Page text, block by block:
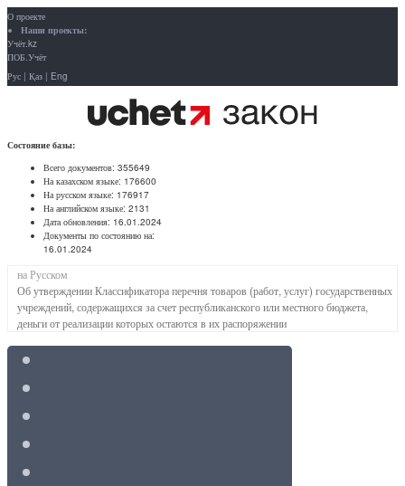
О проекте
Наши проекты:
Учёт.kz
ПОБ.Учёт
Рус | Қаз | Eng
Состояние базы:
Всего документов: 355649
На казахском языке: 176600
На русском языке: 176917
На английском языке: 2131
Дата обновления: 16.01.2024
Документы по состоянию на:
16.01.2024
на Русском
Об утверждении Классификатора перечня товаров (работ, услуг) государственных
учреждений, содержащихся за счет республиканского или местного бюджета,
деньги от реализации которых остаются в их распоряжении